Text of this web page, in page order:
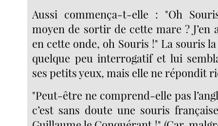
Aussi commença-t-elle : "Oh
moyen de sortir de cette mare ? J’en
en cette onde, oh Souris !" La souris
quelque peu interrogatif et lui
ses petits yeux, mais elle ne répondit
"Peut-être ne comprend-elle pas
c’est sans doute une souris